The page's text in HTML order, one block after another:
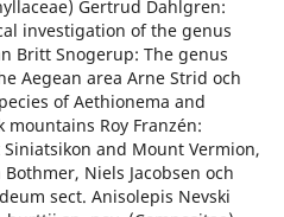
Gertrud Dahlgren:
investigation of the genus
Britt Snogerup: The genus
Aegean area Arne Strid och
of Aethionema and
mountains Roy Franzén:
and Mount Vermion,
Niels Jacobsen och
sect. Anisolepis Nevski